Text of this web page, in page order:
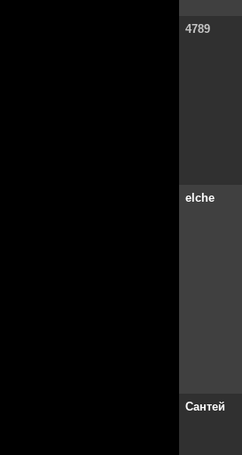
4789
elche
Сантей